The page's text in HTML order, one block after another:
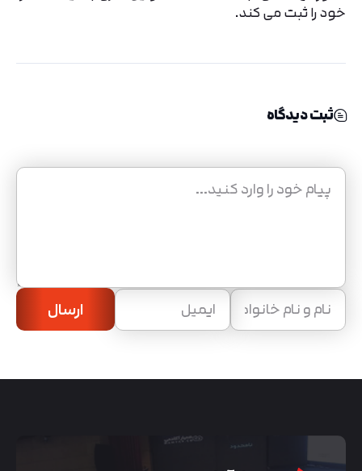
خود را ثبت می کند.
ثبت دیدگاه
ارسال